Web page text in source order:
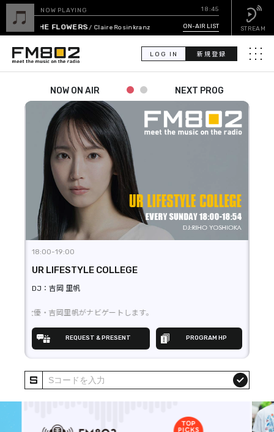
LOG IN 新規登録 メニ
検
PICK UP
GUEST CALENDAR
ON-AIR LIST
EVENT CALENDAR
TIMETABLE
PODCAST
HEAVY ROTATION
ONLINESHOP
NOW PLAYING 18:45
/ Claire Rosinkranz ON-AIR LIST STREAM
NOW ON AIR NEXT PROG
18:00-19:00
UR LIFESTYLE COLLEGE
吉岡 里帆
ビゲートします。
REQUEST & PRESENT PROGRAM HP
くなる、ポップな情報が飛び出す2時間！ 音楽・フード・ファッション・ア
submit
next